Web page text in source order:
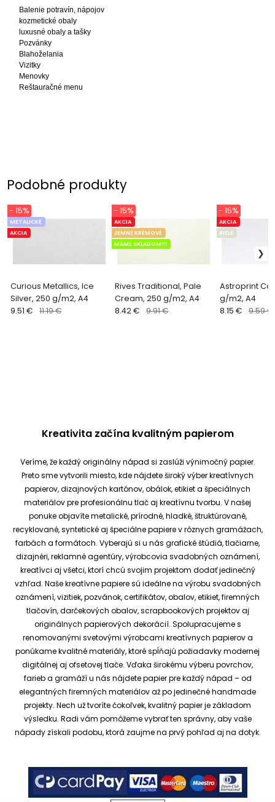
Balenie potravín, nápojov
kozmetické obaly
luxusné obaly a tašky
Pozvánky
Blahoželania
Vizitky
Menovky
Reštauračné menu
Podobné produkty
Curious Metallics, Ice
Silver, 250 g/m2, A4
METALICKÉ
AKCIA
- 15%
9.51 € 11.19 €
Rives Traditional, Pale
Cream, 250 g/m2, A4
AKCIA
JEMNE KRÉMOVÉ
MÁME SKLADOM!!!
- 15%
8.42 € 9.91 €
Astroprint
g/m2, A4
AKCIA
BIELE
- 15%
8.15 € 9.59 €
Kreativita začína kvalitným papierom
Veríme, že každý originálny nápad si zaslúži výnimočný papier.
Preto sme vytvorili miesto, kde nájdete široký výber kreatívnych
papierov, dizajnových kartónov, obálok, etikiet a špeciálnych
materiálov pre profesionálnu tlač aj kreatívnu tvorbu. V našej
ponuke objavíte metalické, prírodné, hladké, štruktúrované,
recyklované, syntetické aj špeciálne papiere v rôznych gramážach,
farbách a formátoch. Vyberajú si u nás grafické štúdiá, tlačiarne,
dizajnéri, reklamné agentúry, výrobcovia svadobných oznámení,
kreatívci aj všetci, ktorí chcú svojim projektom dodať jedinečný
vzhľad. Naše kreatívne papiere sú ideálne na výrobu svadobných
oznámení, vizitiek, pozvánok, certifikátov, obalov, etikiet, firemných
tlačovín, darčekových obalov, scrapbookových projektov aj
originálnych papierových dekorácií. Spolupracujeme s
renomovanými svetovými výrobcami kreatívnych papierov a
ponúkame kvalitné materiály, ktoré spĺňajú požiadavky modernej
digitálnej aj ofsetovej tlače. Vďaka širokému výberu povrchov,
farieb a gramáží u nás nájdete papier pre každý nápad – od
elegantných firemných materiálov až po jedinečné handmade
projekty. Nech už tvoríte čokoľvek, kvalitný papier je základom
výsledku. Radi vám pomôžeme vybrať ten správny, aby vaše
nápady získali podobu, ktorá zaujme na prvý pohľad aj na dotyk.